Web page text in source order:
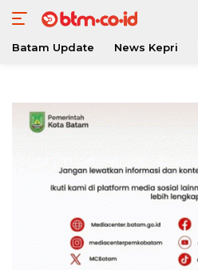
konten
Batam Update News Kepri